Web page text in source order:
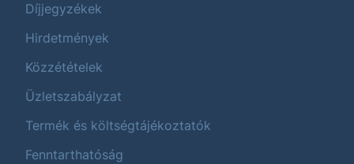
Díjjegyzékek
Hirdetmények
Közzétételek
Üzletszabályzat
Termék és költségtájékoztatók
Fenntarthatóság